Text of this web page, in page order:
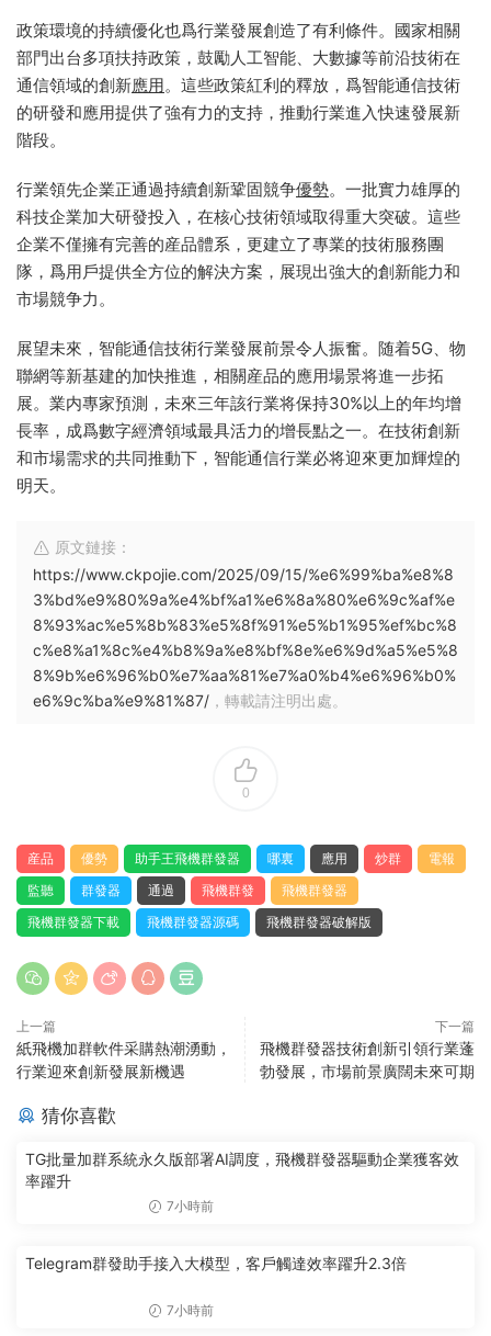
政策環境的持續優化也爲行業發展創造了有利條件。國家相關
部門出台多項扶持政策，鼓勵人工智能、大數據等前沿技術在
通信領域的創新應用。這些政策紅利的釋放，爲智能通信技術
的研發和應用提供了強有力的支持，推動行業進入快速發展新
階段。
行業領先企業正通過持續創新鞏固競争優勢。一批實力雄厚的
科技企業加大研發投入，在核心技術領域取得重大突破。這些
企業不僅擁有完善的産品體系，更建立了專業的技術服務團
隊，爲用戶提供全方位的解決方案，展現出強大的創新能力和
市場競争力。
展望未來，智能通信技術行業發展前景令人振奮。随着5G、物
聯網等新基建的加快推進，相關産品的應用場景将進一步拓
展。業内專家預測，未來三年該行業将保持30%以上的年均增
長率，成爲數字經濟領域最具活力的增長點之一。在技術創新
和市場需求的共同推動下，智能通信行業必将迎來更加輝煌的
明天。
原文鏈接：
https://www.ckpojie.com/2025/09/15/%e6%99%ba%e8%8
3%bd%e9%80%9a%e4%bf%a1%e6%8a%80%e6%9c%af%e
8%93%ac%e5%8b%83%e5%8f%91%e5%b1%95%ef%bc%8
c%e8%a1%8c%e4%b8%9a%e8%bf%8e%e6%9d%a5%e5%8
8%9b%e6%96%b0%e7%aa%81%e7%a0%b4%e6%96%b0%
e6%9c%ba%e9%81%87/ ，轉載請注明出處。
0
産品 優勢 助手王飛機群發器 哪裏 應用 炒群
電報
監聽
群發器 通過 飛機群發
飛機群發器
飛機群發器下載
飛機群發器源碼 飛機群發器破解版
上一篇
紙飛機加群軟件采購熱潮湧動，
行業迎來創新發展新機遇
下一篇
飛機群發器技術創新引領行業蓬
勃發展，市場前景廣闊未來可期
猜你喜歡
TG批量加群系統永久版部署AI調度，飛機群發器驅動企業獲客效
率躍升
7小時前
Telegram群發助手接入大模型，客戶觸達效率躍升2.3倍
7小時前